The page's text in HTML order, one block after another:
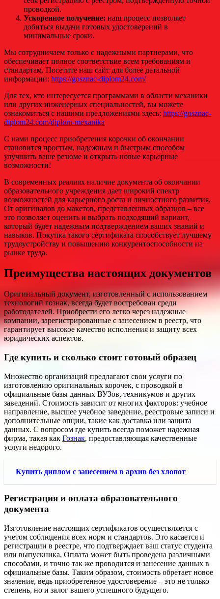
проводкой.
Ускоренное получение: наш процесс позволяет
добиться выдачи готовых удостоверений в
минимальные сроки.
Мы сотрудничаем только с надежными партнерами, что
обеспечивает полное соответствие всем требованиям и
стандартам. Посетите наш сайт для более детальной
информации: https://gosznac-diplom24.com/
Для тех, кто интересуется программами в области механики
или других инженерных специальностей, вы можете
ознакомиться с нашими предложениями здесь: https://gosznac-
diplom24.com/diplom-mexanika
С нами процесс приобретения корочки об окончании
становится простым, надежным и быстрым способом
улучшить ваше резюме и открыть новые карьерные
возможности!
В современных реалиях наличие документа об окончании
образовательного учреждения дает широкий спектр
возможностей для карьерного роста и личностного развития.
От оригиналов до макетов, представленных образцов – все
это позволяет оценить и выбрать подходящий вариант,
который будет надежным подтверждением ваших знаний и
навыков. Покупка такого сертификата способствует лучшему
трудоустройству и повышению конкурентоспособности на
рынке труда.
Преимущества настоящих документов
Оригинальный документ, изготовленный с использованием
технологий гознак, всегда будет востребован среди
работодателей. Приобрести его легко через надежные
компании, зарегистрированные с занесением в реестр, что
гарантирует высокое качество исполнения и защиту всех
юридических аспектов.
Где купить и сколько стоит готовый образец
Множество организаций предлагают свои услуги по
изготовлению оригинальных корочек, с проводкой в
официальные базы данных ВУЗов, техникумов и других
заведений. Стоимость зависит от многих факторов: учебное
направление, высшее учебное заведение, реестровые записи и
дополнительные опции, такие как доставка или защита
данных. С вопросом где купить всегда поможет надежная
фирма, такая как Гознак, предоставляющая качественные
услуги недорого.
Купить диплом с занесением в архив без хлопот
Регистрация и оплата образовательного
документа
Изготовление настоящих сертификатов осуществляется с
учетом соблюдения всех норм и стандартов. Это касается и
регистрации в реестре, что подтверждает ваш статус студента
или выпускника. Оплата может быть проведена различными
способами, и точно так же проводится и занесение данных в
официальные базы. Таким образом, стоимость обретает новое
значение, ведь приобретенное удостоверение – это не только
степень, но и залог вашего успешного будущего.